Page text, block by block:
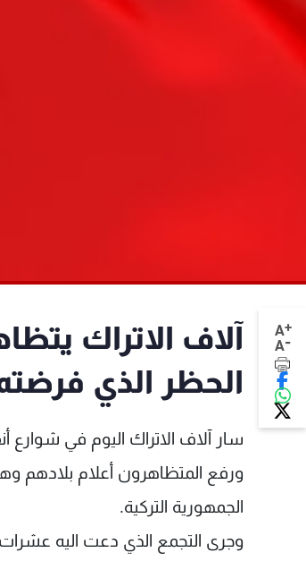
A+
A-
آلاف الاتراك
الحظر الذي
سار آلاف الاتراك اليوم في شوارع
ورفع المتظاهرون أعلام بلادهم
الجمهورية التركية.
وجرى التجمع الذي دعت اليه